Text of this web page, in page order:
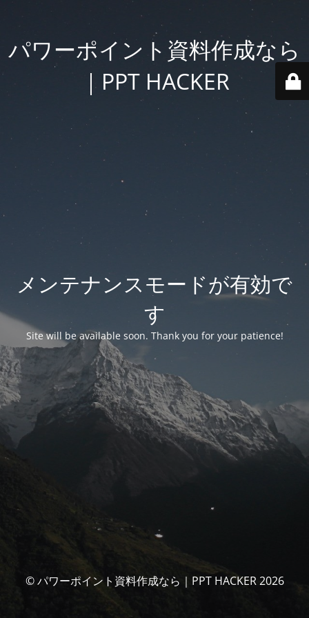
パワーポイント資料作成なら
｜PPT HACKER
メンテナンスモードが有効で
す
Site will be available soon. Thank you for your patience!
© パワーポイント資料作成なら｜PPT HACKER 2026